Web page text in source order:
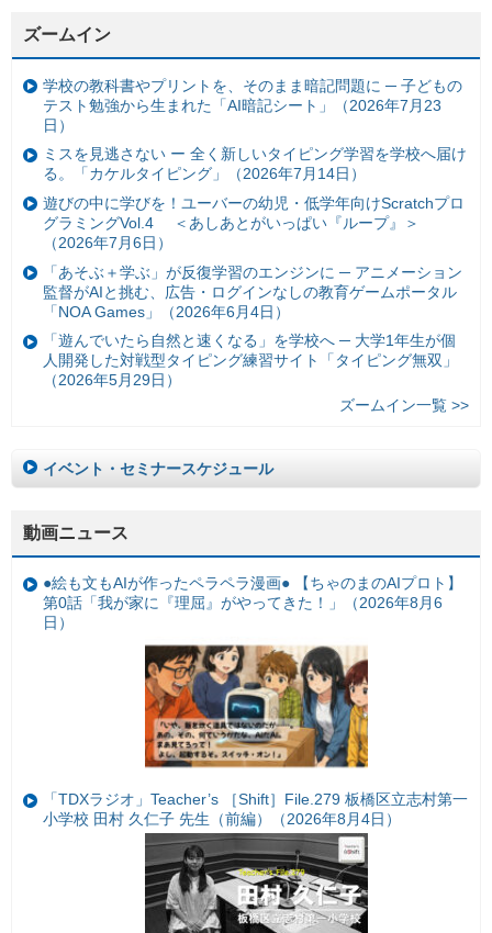
ズームイン
学校の教科書やプリントを、そのまま暗記問題に ─ 子どもの
テスト勉強から生まれた「AI暗記シート」（2026年7月23
日）
ミスを見逃さない ー 全く新しいタイピング学習を学校へ届け
る。「カケルタイピング」（2026年7月14日）
遊びの中に学びを！ユーバーの幼児・低学年向けScratchプロ
グラミングVol.4 ＜あしあとがいっぱい『ループ』＞
（2026年7月6日）
「あそぶ＋学ぶ」が反復学習のエンジンに ─ アニメーション
監督がAIと挑む、広告・ログインなしの教育ゲームポータル
「NOA Games」（2026年6月4日）
「遊んでいたら自然と速くなる」を学校へ ─ 大学1年生が個
人開発した対戦型タイピング練習サイト「タイピング無双」
（2026年5月29日）
ズームイン一覧 >>
イベント・セミナースケジュール
動画ニュース
●絵も文もAIが作ったペラペラ漫画● 【ちゃのまのAIプロト】
第0話「我が家に『理屈』がやってきた！」（2026年8月6
日）
「TDXラジオ」Teacher’s ［Shift］File.279 板橋区立志村第一
小学校 田村 久仁子 先生（前編）（2026年8月4日）